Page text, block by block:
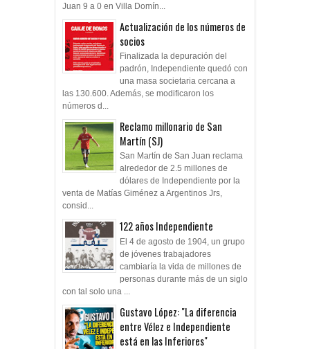
Juan 9 a 0 en Villa Domín...
Actualización de los números de
socios
Finalizada la depuración del
padrón, Independiente quedó con
una masa societaria cercana a
las 130.600. Además, se modificaron los
números d...
Reclamo millonario de San
Martín (SJ)
San Martín de San Juan reclama
alrededor de 2.5 millones de
dólares de Independiente por la
venta de Matías Giménez a Argentinos Jrs,
consid...
122 años Independiente
El 4 de agosto de 1904, un grupo
de jóvenes trabajadores
cambiaría la vida de millones de
personas durante más de un siglo
con tal solo una ...
Gustavo López: "La diferencia
entre Vélez e Independiente
está en las Inferiores"